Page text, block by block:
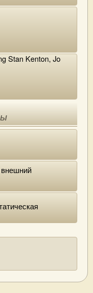
Stan Kenton, Jo
Johnny Mercer
внешний